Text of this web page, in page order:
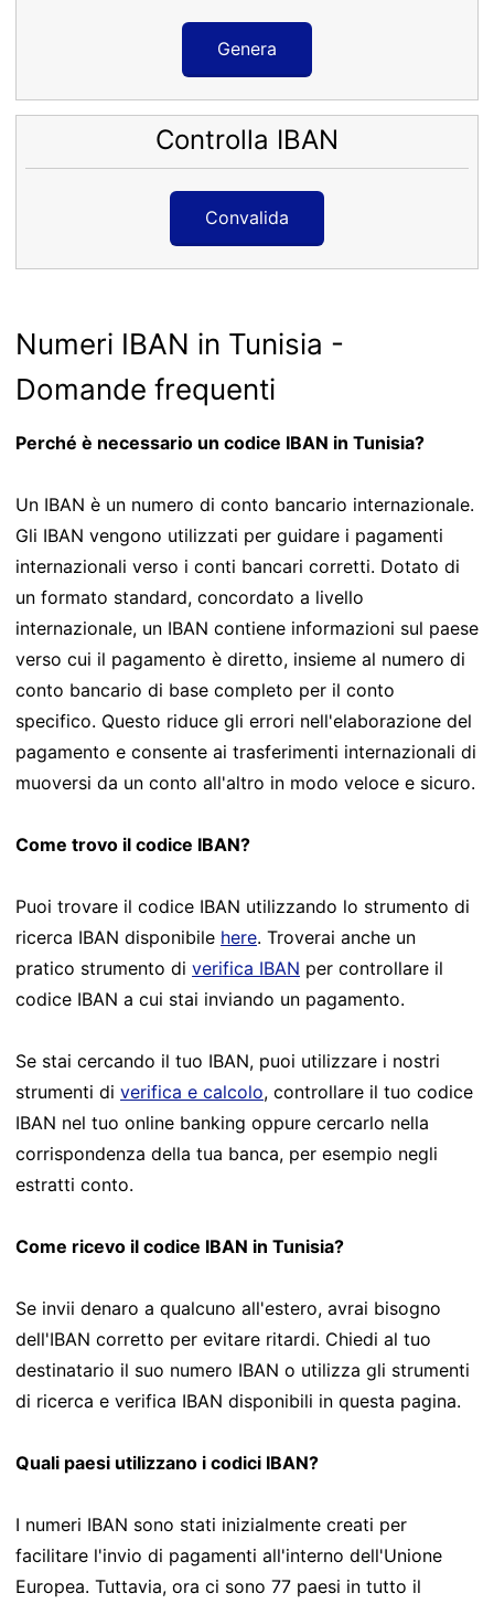
Genera
Controlla IBAN
Convalida
Numeri IBAN in Tunisia -
Domande frequenti
Perché è necessario un codice IBAN in Tunisia?
Un IBAN è un numero di conto bancario internazionale.
Gli IBAN vengono utilizzati per guidare i pagamenti
internazionali verso i conti bancari corretti. Dotato di
un formato standard, concordato a livello
internazionale, un IBAN contiene informazioni sul paese
verso cui il pagamento è diretto, insieme al numero di
conto bancario di base completo per il conto
specifico. Questo riduce gli errori nell'elaborazione del
pagamento e consente ai trasferimenti internazionali di
muoversi da un conto all'altro in modo veloce e sicuro.
Come trovo il codice IBAN?
Puoi trovare il codice IBAN utilizzando lo strumento di
ricerca IBAN disponibile here. Troverai anche un
pratico strumento di verifica IBAN per controllare il
codice IBAN a cui stai inviando un pagamento.
Se stai cercando il tuo IBAN, puoi utilizzare i nostri
strumenti di verifica e calcolo, controllare il tuo codice
IBAN nel tuo online banking oppure cercarlo nella
corrispondenza della tua banca, per esempio negli
estratti conto.
Come ricevo il codice IBAN in Tunisia?
Se invii denaro a qualcuno all'estero, avrai bisogno
dell'IBAN corretto per evitare ritardi. Chiedi al tuo
destinatario il suo numero IBAN o utilizza gli strumenti
di ricerca e verifica IBAN disponibili in questa pagina.
Quali paesi utilizzano i codici IBAN?
I numeri IBAN sono stati inizialmente creati per
facilitare l'invio di pagamenti all'interno dell'Unione
Europea. Tuttavia, ora ci sono 77 paesi in tutto il